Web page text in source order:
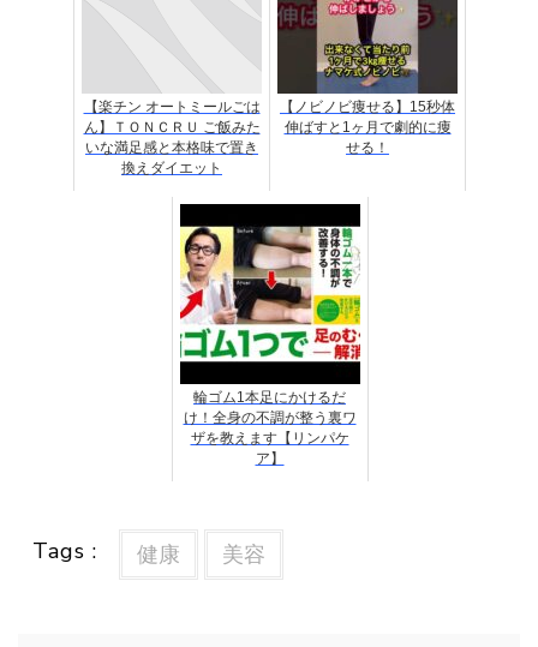
【楽チン オートミールごは
ん】ＴＯＮＣＲＵ ご飯みた
いな満足感と本格味で置き
換えダイエット
【ノビノビ痩せる】15秒体
伸ばすと1ヶ月で劇的に痩
せる！
輪ゴム1本足にかけるだ
け！全身の不調が整う裏ワ
ザを教えます【リンパケ
ア】
Tags : 健康 美容